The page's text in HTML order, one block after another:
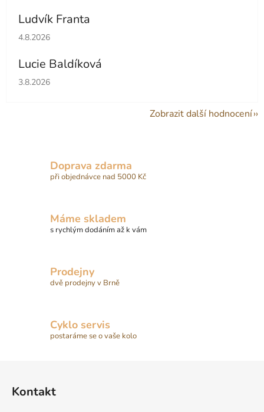
Ludvík Franta
Hodnocení obchodu je 5 z 5 hvězdiček.
4.8.2026
Lucie Baldíková
Hodnocení obchodu je 5 z 5 hvězdiček.
3.8.2026
Zobrazit další hodnocení
Doprava zdarma
při objednávce nad 5000 Kč
Máme skladem
s rychlým dodáním až k vám
Prodejny
dvě prodejny v Brně
Cyklo servis
postaráme se o vaše kolo
Kontakt